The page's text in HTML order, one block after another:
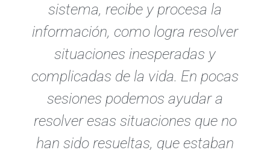
sistema, recibe y procesa la
información, como logra resolver
situaciones inesperadas y
complicadas de la vida. En pocas
sesiones podemos ayudar a
resolver esas situaciones que no
han sido resueltas, que estaban